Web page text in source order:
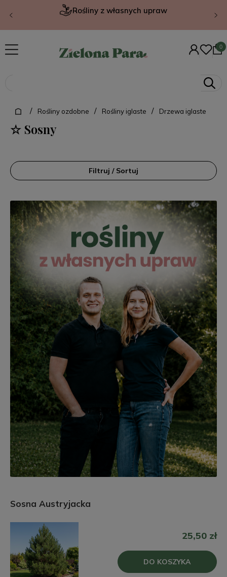
Rośliny z własnych upraw
/ Rośliny ozdobne / Rośliny iglaste / Drzewa iglaste
☆ Sosny
Filtruj / Sortuj
Sosna Austryjacka
25,50 zł
DO KOSZYKA